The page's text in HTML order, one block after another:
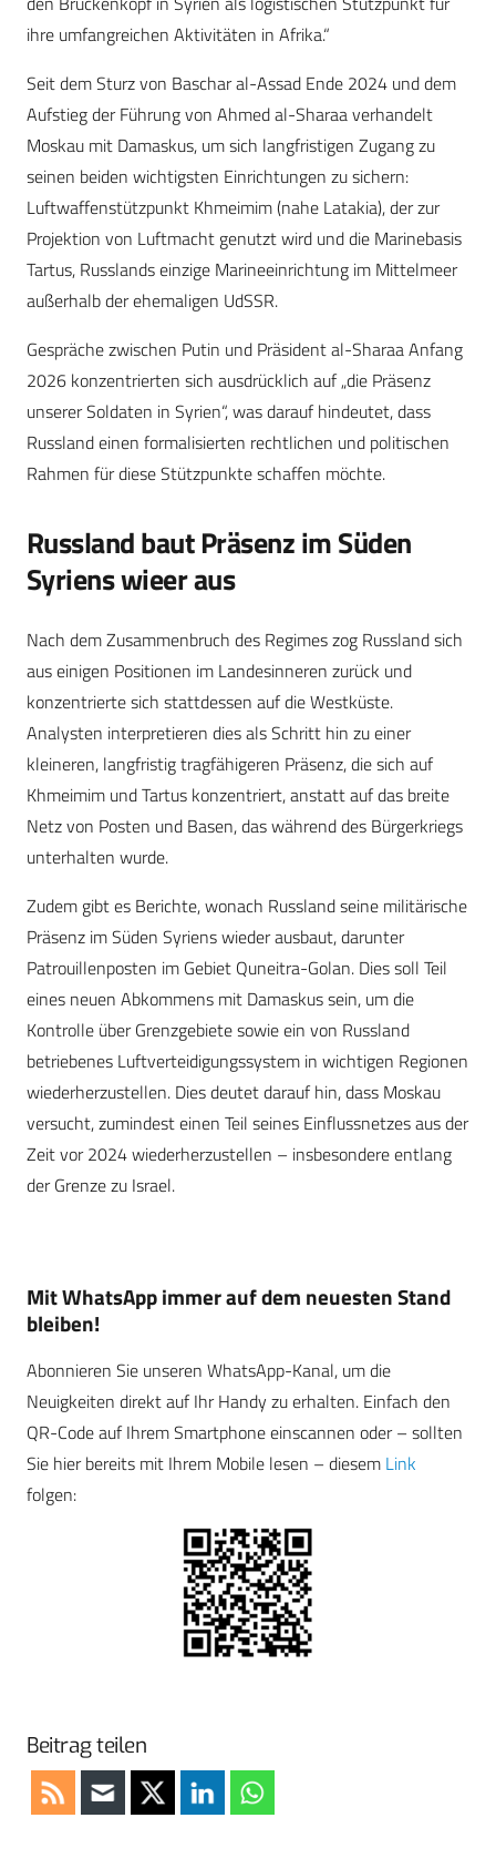
ihre umfangreichen Aktivitäten in Afrika.“
Seit dem Sturz von Baschar al-Assad Ende 2024 und dem
Aufstieg der Führung von Ahmed al-Sharaa verhandelt
Moskau mit Damaskus, um sich langfristigen Zugang zu
seinen beiden wichtigsten Einrichtungen zu sichern:
Luftwaffenstützpunkt Khmeimim (nahe Latakia), der zur
Projektion von Luftmacht genutzt wird und die Marinebasis
Tartus, Russlands einzige Marineeinrichtung im Mittelmeer
außerhalb der ehemaligen UdSSR.
Gespräche zwischen Putin und Präsident al-Sharaa Anfang
2026 konzentrierten sich ausdrücklich auf „die Präsenz
unserer Soldaten in Syrien“, was darauf hindeutet, dass
Russland einen formalisierten rechtlichen und politischen
Rahmen für diese Stützpunkte schaffen möchte.
Russland baut Präsenz im Süden
Syriens wieer aus
Nach dem Zusammenbruch des Regimes zog Russland sich
aus einigen Positionen im Landesinneren zurück und
konzentrierte sich stattdessen auf die Westküste.
Analysten interpretieren dies als Schritt hin zu einer
kleineren, langfristig tragfähigeren Präsenz, die sich auf
Khmeimim und Tartus konzentriert, anstatt auf das breite
Netz von Posten und Basen, das während des Bürgerkriegs
unterhalten wurde.
Zudem gibt es Berichte, wonach Russland seine militärische
Präsenz im Süden Syriens wieder ausbaut, darunter
Patrouillenposten im Gebiet Quneitra-Golan. Dies soll Teil
eines neuen Abkommens mit Damaskus sein, um die
Kontrolle über Grenzgebiete sowie ein von Russland
betriebenes Luftverteidigungssystem in wichtigen Regionen
wiederherzustellen. Dies deutet darauf hin, dass Moskau
versucht, zumindest einen Teil seines Einflussnetzes aus der
Zeit vor 2024 wiederherzustellen – insbesondere entlang
der Grenze zu Israel.
Mit WhatsApp immer auf dem neuesten Stand
bleiben!
Abonnieren Sie unseren WhatsApp-Kanal, um die
Neuigkeiten direkt auf Ihr Handy zu erhalten. Einfach den
QR-Code auf Ihrem Smartphone einscannen oder – sollten
Sie hier bereits mit Ihrem Mobile lesen – diesem Link
folgen:
Beitrag teilen